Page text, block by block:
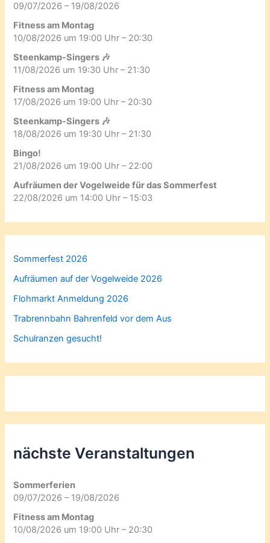
09/07/2026 – 19/08/2026
Fitness am Montag
10/08/2026 um 19:00 Uhr – 20:30
Steenkamp-Singers 🎶
11/08/2026 um 19:30 Uhr – 21:30
Fitness am Montag
17/08/2026 um 19:00 Uhr – 20:30
Steenkamp-Singers 🎶
18/08/2026 um 19:30 Uhr – 21:30
Bingo!
21/08/2026 um 19:00 Uhr – 22:00
Aufräumen der Vogelweide für das Sommerfest
22/08/2026 um 14:00 Uhr – 15:03
Sommerfest 2026
Aufräumen auf der Vogelweide 2026
Flohmarkt Anmeldung 2026
Trabrennbahn Bahrenfeld vor dem Aus
Schulranzen gesucht!
nächste Veranstaltungen
Sommerferien
09/07/2026 – 19/08/2026
Fitness am Montag
10/08/2026 um 19:00 Uhr – 20:30